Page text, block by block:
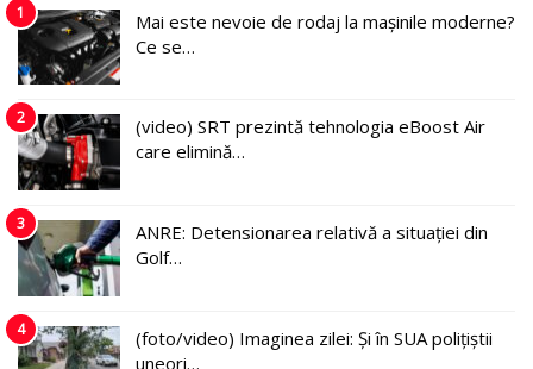
1
Mai este nevoie de rodaj la mașinile moderne?
Ce se…
2
(video) SRT prezintă tehnologia eBoost Air
care elimină…
3
ANRE: Detensionarea relativă a situației din
Golf…
4
(foto/video) Imaginea zilei: Și în SUA polițiștii
uneori…